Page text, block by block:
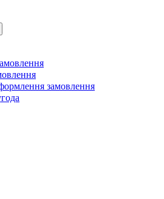
замовлення